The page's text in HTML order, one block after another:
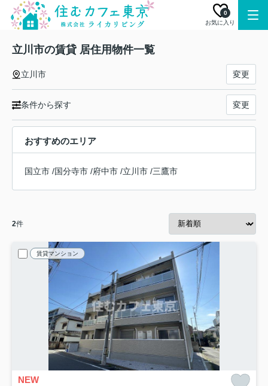
お気に入り
0
立川市の賃貸 居住用物件一覧
立川市 変更
条件から探す 変更
おすすめのエリア
国立市 /国分寺市 /府中市 /立川市 /三鷹市
2件
賃貸マンション
NEW